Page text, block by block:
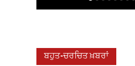
ਬਹੁਤ-ਚਰਚਿਤ ਖ਼ਬਰਾਂ